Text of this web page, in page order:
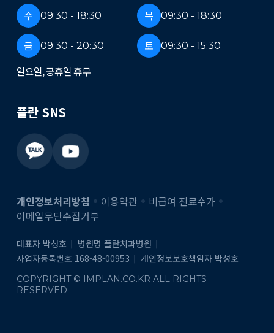
수 09:30 - 18:30 목 09:30 - 18:30
금 09:30 - 20:30 토 09:30 - 15:30
일요일, 공휴일 휴무
플란 SNS
개인정보처리방침 이용약관
비급여 진료수가
이메일무단수집거부
대표자 박성호
병원명 플란치과병원
사업자등록번호 168-48-00953
개인정보보호책임자 박성호
COPYRIGHT © IMPLAN.CO.KR ALL RIGHTS
RESERVED